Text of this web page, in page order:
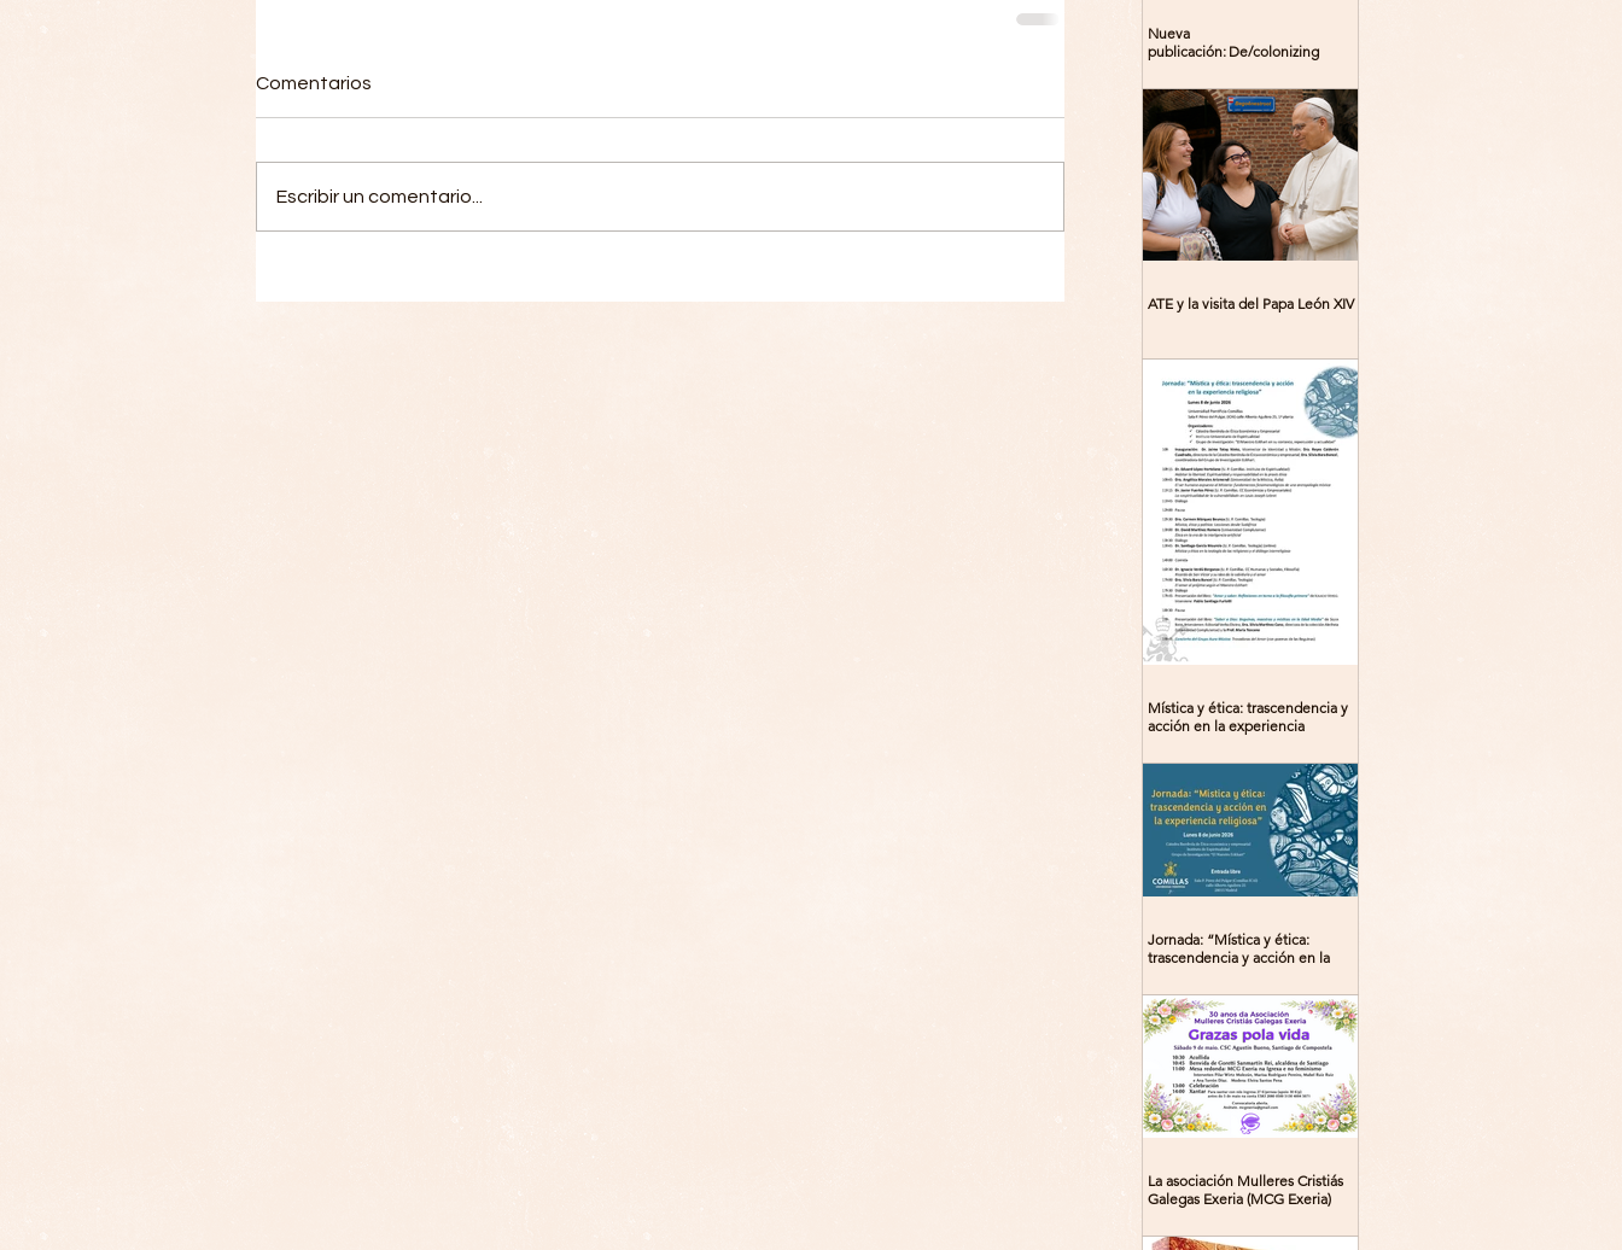
Comentarios
Escribir un comentario...
Nueva
publicación: De/colonizing
Contemporary Challenges,
Theoretical Reflections
ATE y la visita del Papa León XIV
Mística y ética: trascendencia y
acción en la experiencia
del libro: 8 de junio (lunes),
Comillas (Madrid) 19horas
Jornada: “Mística y ética:
trascendencia y acción en la
La asociación Mulleres Cristiás
Galegas Exeria (MCG Exeria)